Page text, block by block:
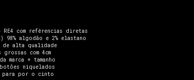
com refêrencias diretas
98% algodão e 2% elastano
de alta qualidade
com 4cm
marca + tamanho
botões niquelados
para por o cinto